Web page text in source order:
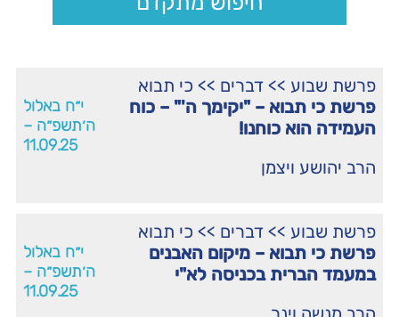
פרשת שבוע >> דברים >> כי תבוא
פרשת כי תבוא – "יקימך ה'" – כוח
העמידה הוא כוחנו!
הרב יהושע ויצמן
י״ח באלול
ה׳תשפ״ה –
11.09.25
פרשת שבוע >> דברים >> כי תבוא
פרשת כי תבוא – מיקום האבנים
במעמד הברית בכניסה לא"י
י״ח באלול
ה׳תשפ״ה –
11.09.25